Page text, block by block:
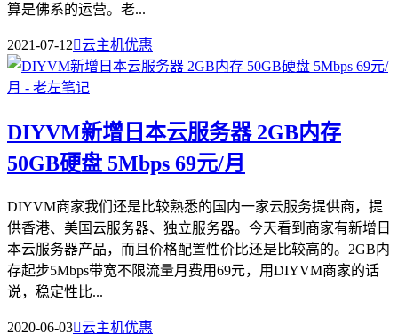
算是佛系的运营。老...
2021-07-12云主机优惠
DIYVM新增日本云服务器 2GB内存
50GB硬盘 5Mbps 69元/月
DIYVM商家我们还是比较熟悉的国内一家云服务提供商，提
供香港、美国云服务器、独立服务器。今天看到商家有新增日
本云服务器产品，而且价格配置性价比还是比较高的。2GB内
存起步5Mbps带宽不限流量月费用69元，用DIYVM商家的话
说，稳定性比...
2020-06-03云主机优惠